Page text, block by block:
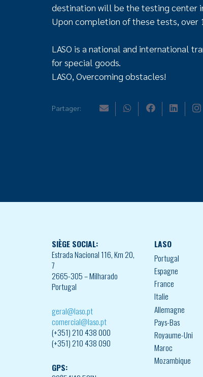
destination will be the testing center
Upon completion of these tests, over
LASO is a national and international
for special goods.
LASO, Overcoming obstacles!
Partager:
SIÈGE SOCIAL:
Estrada Nacional 116, Km 20,
7
2665-305 – Milharado
Portugal
geral@laso.pt
comercial@laso.pt
(+351) 210 438 000
(+351) 210 438 090
GPS:
LASO
Portugal
Espagne
France
Italie
Allemagne
Pays-Bas
Royaume-Uni
Maroc
Mozambique